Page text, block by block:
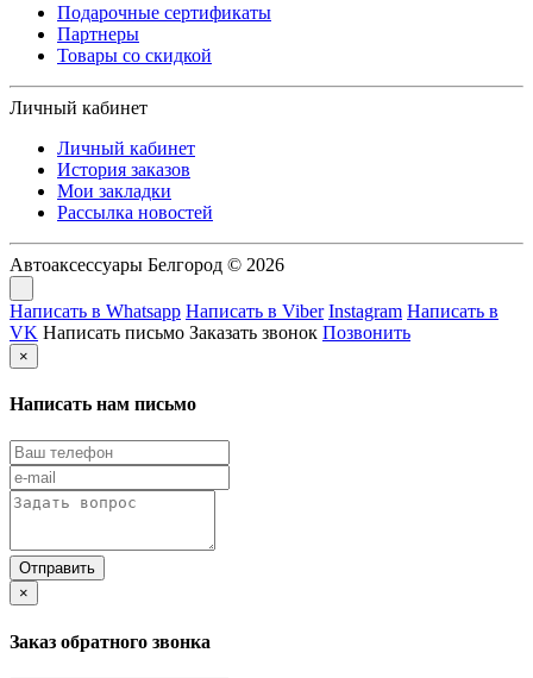
Подарочные сертификаты
Партнеры
Товары со скидкой
Личный кабинет
Личный кабинет
История заказов
Мои закладки
Рассылка новостей
Автоаксессуары Белгород © 2026
Написать в Whatsapp Написать в Viber Instagram Написать в
VK Написать письмо Заказать звонок Позвонить
×
Написать нам письмо
×
Заказ обратного звонка